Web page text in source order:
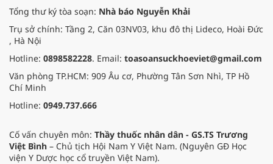
Tổng thư ký tòa soạn: Nhà báo Nguyễn Khải
Trụ sở chính: Tầng 2, Căn 03NV03, khu đô thị Lideco, Hoài Đức
, Hà Nội
Hotline: 0898582228. Email: toasoansuckhoeviet@gmail.com
Văn phòng TP.HCM: 909 Âu cơ, Phường Tân Sơn Nhì, TP Hồ
Chí Minh
Hotline: 0949.737.666
Cố vấn chuyên môn: Thầy thuốc nhân dân - GS.TS Trương
Việt Bình – Chủ tịch Hội Nam Y Việt Nam. (Nguyên GĐ Học
viện Y Dược học cổ truyền Việt Nam).